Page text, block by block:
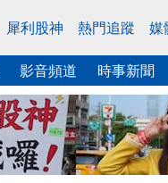
犀利股神 熱門追蹤 媒
影音頻道 時事新聞